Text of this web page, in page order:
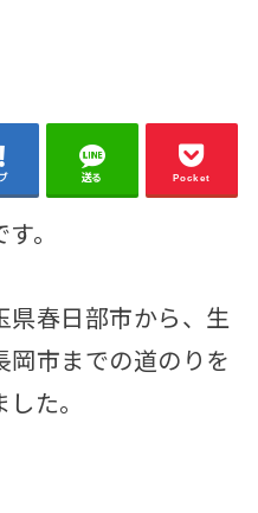
送る Pocket
す。
県春日部市から、生
岡市までの道のりを
た。